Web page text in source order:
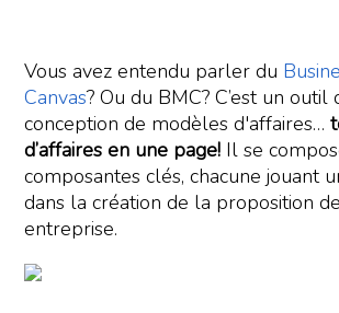
Vous avez entendu parler du
Canvas? Ou du BMC? C’est un
conception de modèles d'affaires…
d’affaires en une page! Il se
composantes clés, chacune jouant
dans la création de la proposition
entreprise.